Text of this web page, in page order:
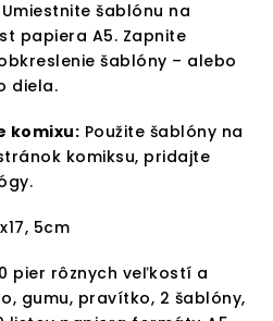
Umiestnite šablónu na
papiera A5. Zapnite
šablóny – alebo
diela.
komixu: Použite šablóny na
komiksu, pridajte
5cm
pier rôznych veľkostí a
gumu, pravítko, 2 šablóny,